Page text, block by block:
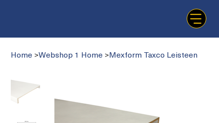
Home >Webshop 1 Home >Mexform Taxco Leisteen